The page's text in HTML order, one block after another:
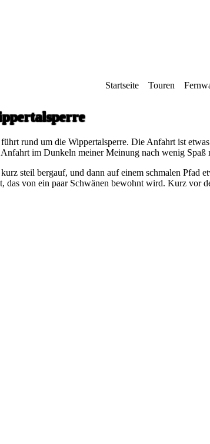
Startseite Touren
rund um die Wippertalsperre. Die Anfahrt ist
im Dunkeln meiner Meinung nach wenig Spaß
steil bergauf, und dann auf einem schmalen
das von ein paar Schwänen bewohnt wird. Kurz vor